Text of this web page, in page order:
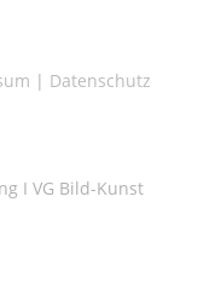
| Datenschutz
I VG Bild-Kunst